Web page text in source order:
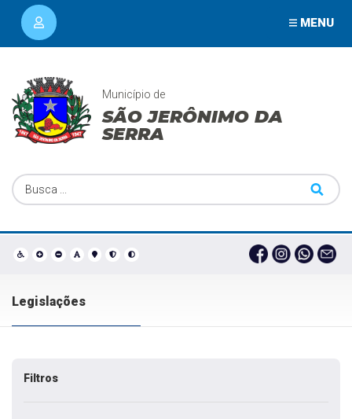
MENU
Município de
SÃO JERÔNIMO DA
SERRA
Legislações
Filtros